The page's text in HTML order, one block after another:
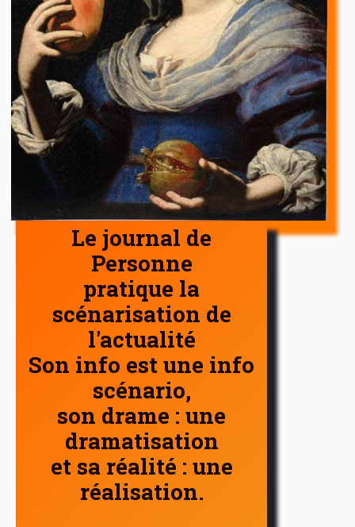
Le journal de
Personne
pratique la
scénarisation de
l'actualité
Son info est une info
scénario,
son drame : une
dramatisation
et sa réalité : une
réalisation.